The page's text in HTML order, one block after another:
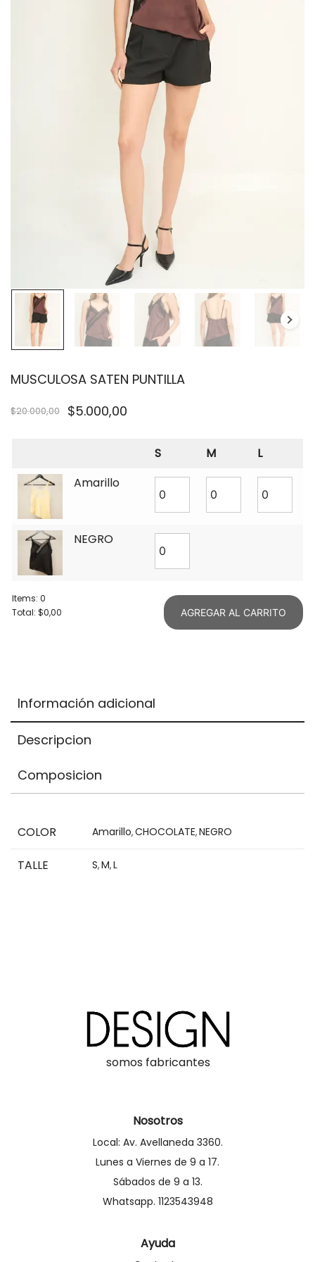
MUSCULOSA SATEN PUNTILLA
$20.000,00 $5.000,00
S M
L
Amarillo
NEGRO
Items: 0
Total: $0,00
is
$0,00
AGREGAR AL CARRITO
Información adicional
Descripcion
Composicion
COLOR Amarillo,CHOCOLATE,NEGRO
TALLE S,M,L
somos fabricantes
Nosotros
Local: Av. Avellaneda 3360.
Lunes a Viernes de 9 a 17.
Sábados de 9 a 13.
Whatsapp. 1123543948
Ayuda